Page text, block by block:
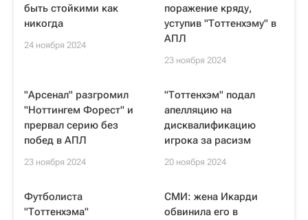
быть стойкими как
никогда
24 ноября 2024
поражение кряду,
уступив "Тоттенхэму" в
АПЛ
23 ноября 2024
"Арсенал" разгромил
"Ноттингем Форест" и
прервал серию без
побед в АПЛ
23 ноября 2024
"Тоттенхэм" подал
апелляцию на
дисквалификацию
игрока за расизм
20 ноября 2024
Футболиста
"Тоттенхэма"
СМИ: жена Икарди
обвинила его в